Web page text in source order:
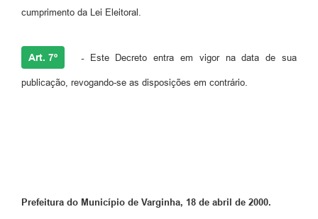
cumprimento da Lei Eleitoral.
Art. 7º - Este Decreto entra em vigor na data de sua
publicação, revogando-se as disposições em contrário.
Prefeitura do Município de Varginha, 18 de abril de 2000.